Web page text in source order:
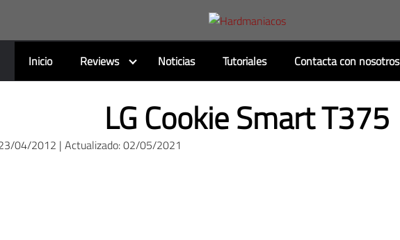
Inicio
Reviews Noticias Tutoriales Contacta con nosotros
LG Cookie Smart T375
04/2012 | Actualizado: 02/05/2021